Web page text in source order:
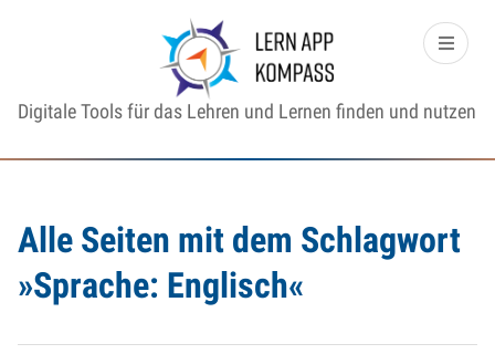
Digitale Tools für das Lehren und Lernen finden und nutzen
Alle Seiten mit dem Schlagwort
»Sprache: Englisch«